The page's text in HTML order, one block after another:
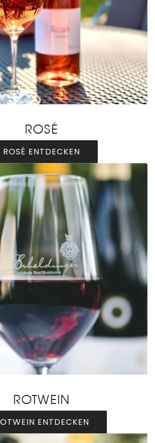
ROSÉ
ROSÉ ENTDECKEN
ROTWEIN
ENTDECKEN